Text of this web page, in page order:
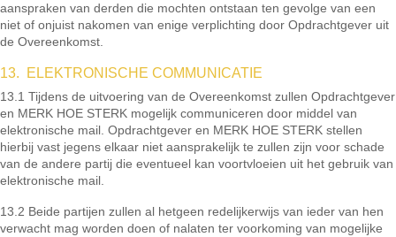
aanspraken van derden die mochten ontstaan ten gevolge van een
niet of onjuist nakomen van enige verplichting door Opdrachtgever uit
de Overeenkomst.
13. ELEKTRONISCHE COMMUNICATIE
13.1 Tijdens de uitvoering van de Overeenkomst zullen Opdrachtgever
en MERK HOE STERK mogelijk communiceren door middel van
elektronische mail. Opdrachtgever en MERK HOE STERK stellen
hierbij vast jegens elkaar niet aansprakelijk te zullen zijn voor schade
van de andere partij die eventueel kan voortvloeien uit het gebruik van
elektronische mail.
13.2 Beide partijen zullen al hetgeen redelijkerwijs van ieder van hen
verwacht mag worden doen of nalaten ter voorkoming van mogelijke